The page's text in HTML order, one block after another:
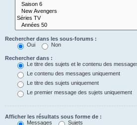
Rechercher dans les sous-forums :
Oui
Non
Rechercher dans :
Le titre des sujets et le contenu des
Le contenu des messages uniquement
Le titre des sujets uniquement
Le premier message des sujets uniquement
Afficher les résultats sous forme de :
Messages
Sujets